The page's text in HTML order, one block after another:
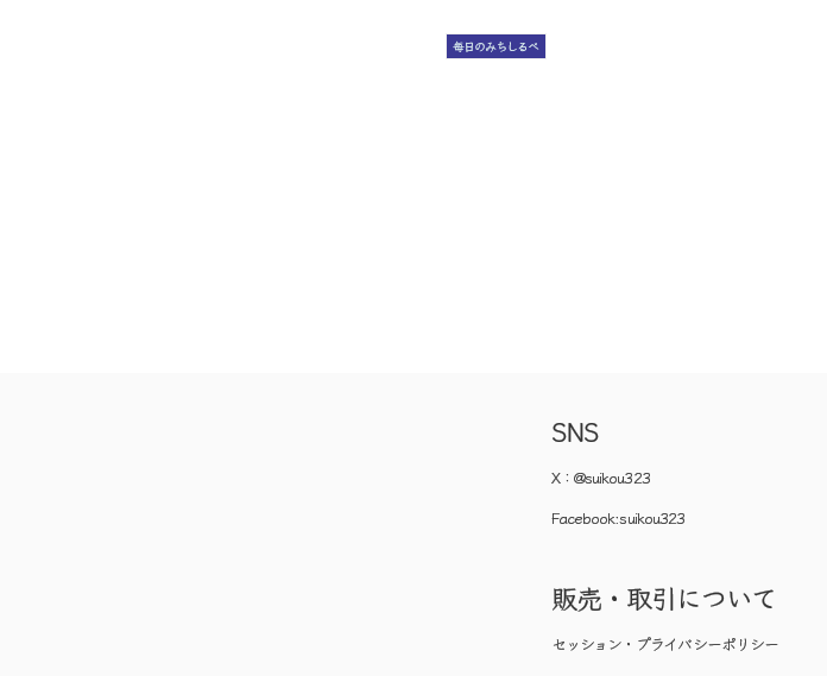
毎日のみちしるべ
SNS
X：@suikou323
Facebook:suikou323
販売・取引について
セッション・プライバシーポリシー